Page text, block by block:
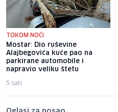
TOKOM NOĆI
Mostar: Dio ruševine
Alajbegovića kuće pao na
parkirane automobile i
napravio veliku štetu
5 sati